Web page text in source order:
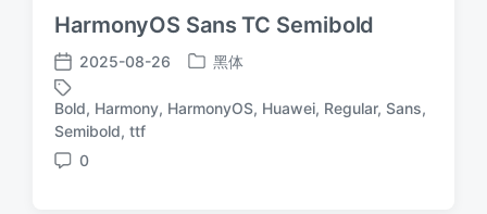
HarmonyOS Sans TC Semibold
发
布
日
期
2025-08-26
发
于
黑体
标
Bold, Harmony, HarmonyOS, Huawei, Regular, Sans,
Semibold, ttf
评
0